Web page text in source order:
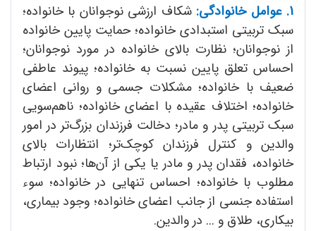
1. عوامل خانوادگی:
شکاف ارزشی نوجوانان با خانواده؛
سبک تربیتی استبدادی خانواده؛ حمایت پایین خانواده
از نوجوانان؛ نظارت بالای خانواده در مورد نوجوانان؛
احساس تعلق پایین نسبت به خانواده؛ پیوند عاطفی
ضعیف با خانواده؛ مشکلات جسمی و روانی اعضای
خانواده؛ اختلاف عقیده با اعضای خانواده؛ ناهم‌سویی
سبک تربیتی پدر و مادر؛ دخالت فرزندان بزرگ‌تر در امور
والدین و کنترل فرزندان کوچک‌تر؛ انتظارات بالای
خانواده، فقدان پدر و مادر یا یکی از آن‌ها؛ نبود ارتباط
مطلوب با خانواده؛ احساس تنهایی در خانواده؛ سوء
استفاده جنسی از جانب اعضای خانواده؛ وجود بیماری،
بیکاری، طلاق و ... در والدین.